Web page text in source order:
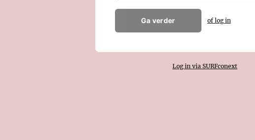
Ga verder of log in
Log in via SURFconext